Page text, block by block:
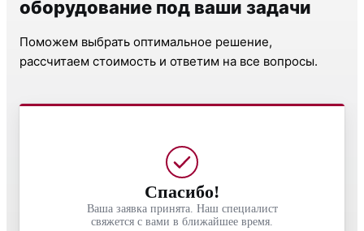
оборудование под ваши задачи
Поможем выбрать оптимальное решение,
рассчитаем стоимость и ответим на все вопросы.
Спасибо!
Ваша заявка принята. Наш специалист
свяжется с вами в ближайшее время.